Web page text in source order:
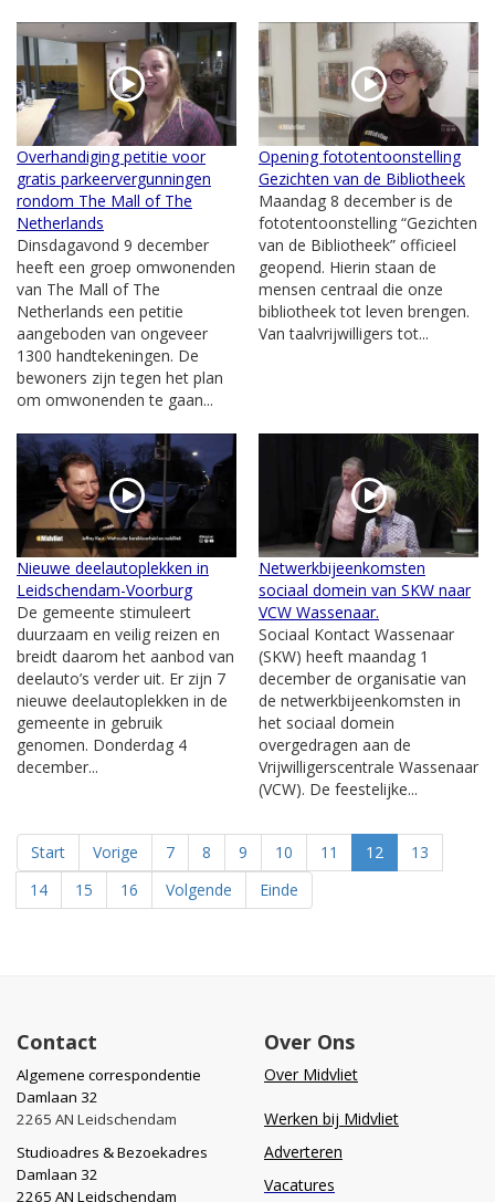
Overhandiging petitie voor
gratis parkeervergunningen
rondom The Mall of The
Netherlands
Dinsdagavond 9 december
heeft een groep omwonenden
van The Mall of The
Netherlands een petitie
aangeboden van ongeveer
1300 handtekeningen. De
bewoners zijn tegen het plan
om omwonenden te gaan...
Opening fototentoonstelling
Gezichten van de Bibliotheek
Maandag 8 december is de
fototentoonstelling “Gezichten
van de Bibliotheek” officieel
geopend. Hierin staan de
mensen centraal die onze
bibliotheek tot leven brengen.
Van taalvrijwilligers tot...
Nieuwe deelautoplekken in
Leidschendam-Voorburg
De gemeente stimuleert
duurzaam en veilig reizen en
breidt daarom het aanbod van
deelauto’s verder uit. Er zijn 7
nieuwe deelautoplekken in de
gemeente in gebruik
genomen. Donderdag 4
december...
Netwerkbijeenkomsten
sociaal domein van SKW naar
VCW Wassenaar.
Sociaal Kontact Wassenaar
(SKW) heeft maandag 1
december de organisatie van
de netwerkbijeenkomsten in
het sociaal domein
overgedragen aan de
Vrijwilligerscentrale Wassenaar
(VCW). De feestelijke...
Start Vorige 7 8 9 10 11 12
13
14
15 16 Volgende Einde
Contact
Algemene correspondentie
Damlaan 32
2265 AN Leidschendam
Studioadres & Bezoekadres
Damlaan 32
2265 AN Leidschendam
Over Ons
Over Midvliet
Werken bij Midvliet
Adverteren
Vacatures